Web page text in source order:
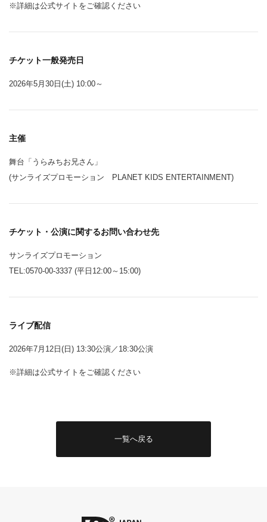
※詳細は公式サイトをご確認ください
チケット一般発売日
2026年5月30日(土) 10:00～
主催
舞台「うらみちお兄さん」
(サンライズプロモーション PLANET KIDS ENTERTAINMENT)
チケット・公演に関するお問い合わせ先
サンライズプロモーション
TEL:0570-00-3337 (平日12:00～15:00)
ライブ配信
2026年7月12日(日) 13:30公演／18:30公演
※詳細は公式サイトをご確認ください
一覧へ戻る